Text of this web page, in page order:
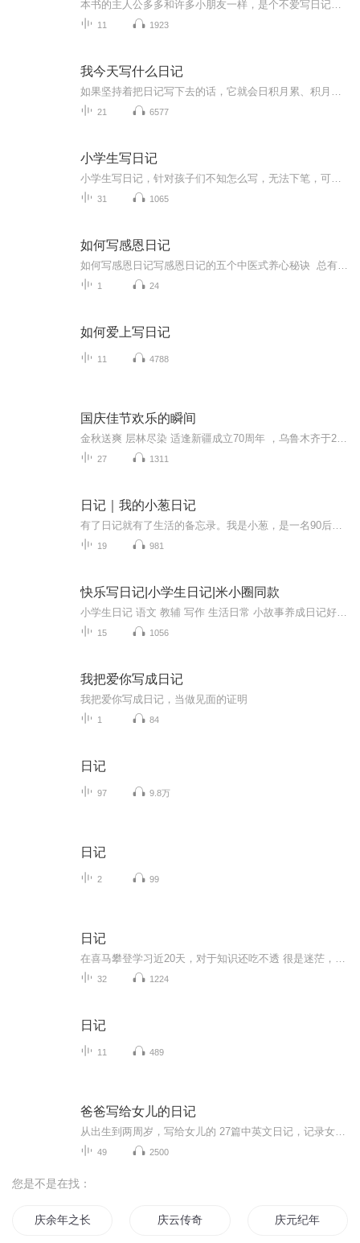
11 1923
我今天写什么日记
21 6577
小学生写日记
31 1065
如何写感恩日记
1 24
如何爱上写日记
11 4788
国庆佳节欢乐的瞬间
27 1311
日记｜我的小葱日记
19 981
快乐写日记|小学生日记|米小圈同款
15 1056
我把爱你写成日记
我把爱你写成日记，当做见面的证明
1 84
日记
97 9.8万
日记
2 99
日记
32 1224
日记
11 489
爸爸写给女儿的日记
49 2500
您是不是在找：
庆余年之长歌行 庆云传奇 庆元纪年